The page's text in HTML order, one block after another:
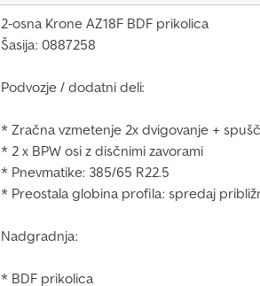
2-osna Krone AZ18F BDF prikolica
Šasija: 0887258
Podvozje / dodatni deli:
* Zračna vzmetenje 2x dvigovanje +
* 2 x BPW osi z disčnimi zavorami
* Pnevmatike: 385/65 R22.5
* Preostala globina profila: spredaj
Nadgradnja:
* BDF prikolica